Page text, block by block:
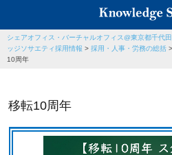
シェアオフィス・バーチャルオフィス@東京都千代
ッジソサエティ採用情報 > 採用・人事・労務の総括 >
10周年
移転10周年